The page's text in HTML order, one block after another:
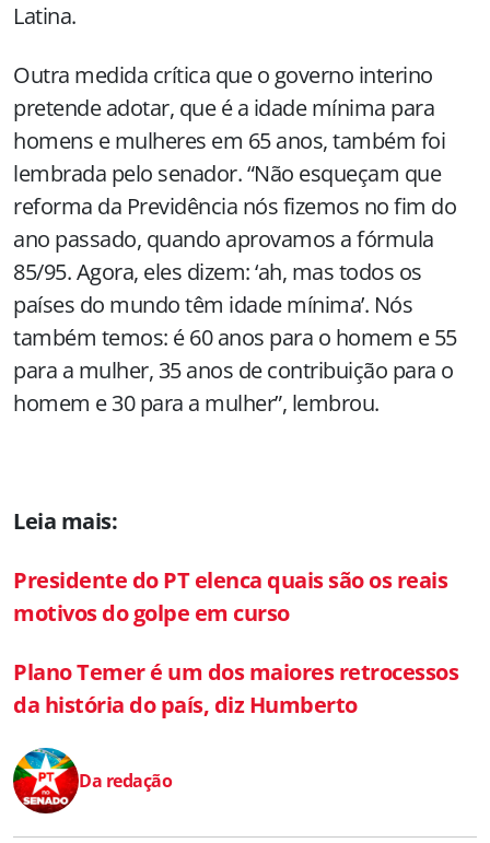
Latina.
Outra medida crítica que o governo interino
pretende adotar, que é a idade mínima para
homens e mulheres em 65 anos, também foi
lembrada pelo senador. “Não esqueçam que
reforma da Previdência nós fizemos no fim do
ano passado, quando aprovamos a fórmula
85/95. Agora, eles dizem: ‘ah, mas todos os
países do mundo têm idade mínima’. Nós
também temos: é 60 anos para o homem e 55
para a mulher, 35 anos de contribuição para o
homem e 30 para a mulher”, lembrou.
Leia mais:
Presidente do PT elenca quais são os reais
motivos do golpe em curso
Plano Temer é um dos maiores retrocessos
da história do país, diz Humberto
Da redação